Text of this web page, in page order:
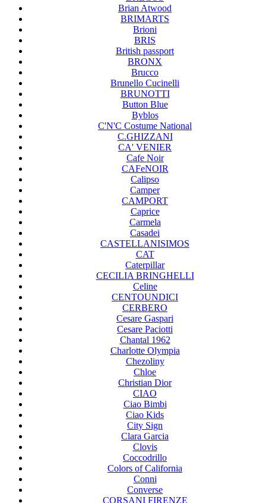
Brian Atwood
BRIMARTS
Brioni
BRIS
British passport
BRONX
Brucco
Brunello Cucinelli
BRUNOTTI
Button Blue
Byblos
C'N'C Costume National
C.GHIZZANI
CA' VENIER
Cafe Noir
CAFeNOIR
Calipso
Camper
CAMPORT
Caprice
Carmela
Casadei
CASTELLANISIMOS
CAT
Caterpillar
CECILIA BRINGHELLI
Celine
CENTOUNDICI
CERBERO
Cesare Gaspari
Cesare Paciotti
Chantal 1962
Charlotte Olympia
Chezoliny
Chloe
Christian Dior
CIAO
Ciao Bimbi
Ciao Kids
City Sign
Clara Garcia
Clovis
Coccodrillo
Colors of California
Conni
Converse
CORSANI FIRENZE